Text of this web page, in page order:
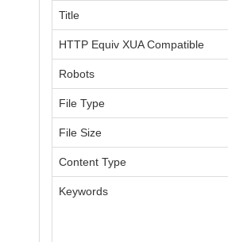
Title
HTTP Equiv XUA Compatible
Robots
File Type
File Size
Content Type
Keywords